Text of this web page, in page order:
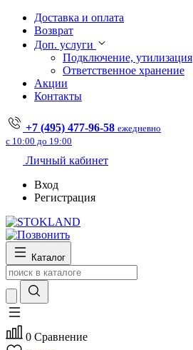
Доставка и оплата
Возврат
Доп. услуги
Подключение, утилизация
Ответственное хранение
Акции
Контакты
+7 (495) 477-96-58 ежедневно
с 10:00 до 19:00
Личный кабинет
Вход
Регистрация
Каталог
0 Сравнение